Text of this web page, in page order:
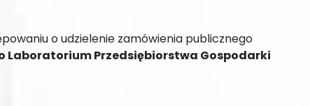
o udzielenie zamówienia publicznego
Laboratorium Przedsiębiorstwa Gospodarki